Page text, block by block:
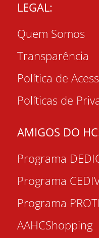
LEGAL:
Quem Somos
Transparência
Política de
Políticas de
AMIGOS DO
Programa
Programa
Programa
AAHCShopping